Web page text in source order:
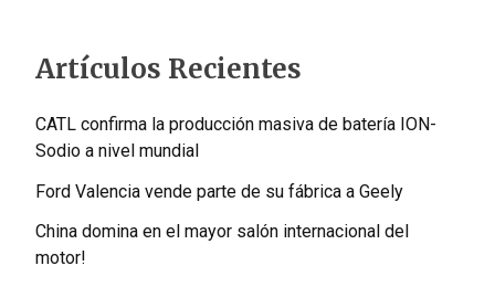
Artículos Recientes
CATL confirma la producción masiva de batería ION-
Sodio a nivel mundial
Ford Valencia vende parte de su fábrica a Geely
China domina en el mayor salón internacional del
motor!